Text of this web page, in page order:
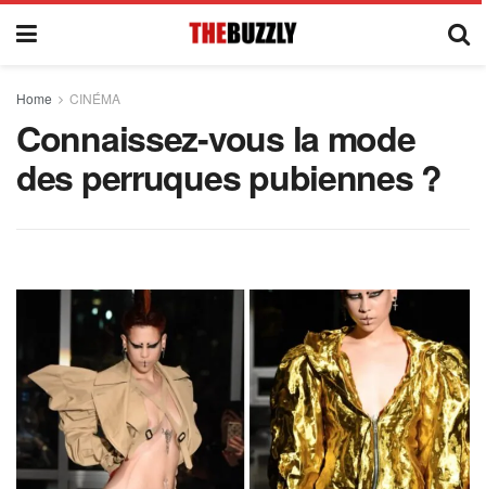
Home CINÉMA
Connaissez-vous la mode
des perruques pubiennes ?